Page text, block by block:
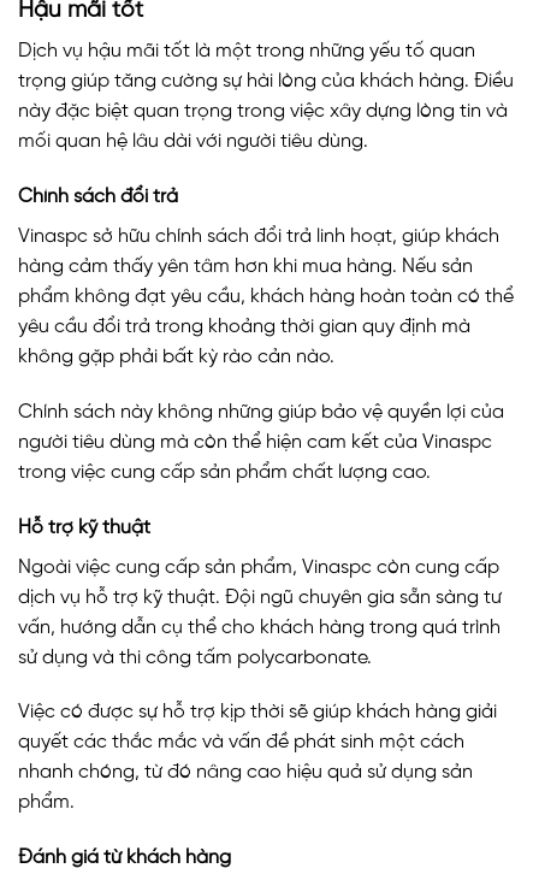
Hậu mãi tốt
Dịch vụ hậu mãi tốt là một trong những yếu tố quan
trọng giúp tăng cường sự hài lòng của khách hàng. Điều
này đặc biệt quan trọng trong việc xây dựng lòng tin và
mối quan hệ lâu dài với người tiêu dùng.
Chính sách đổi trả
Vinaspc sở hữu chính sách đổi trả linh hoạt, giúp khách
hàng cảm thấy yên tâm hơn khi mua hàng. Nếu sản
phẩm không đạt yêu cầu, khách hàng hoàn toàn có thể
yêu cầu đổi trả trong khoảng thời gian quy định mà
không gặp phải bất kỳ rào cản nào.
Chính sách này không những giúp bảo vệ quyền lợi của
người tiêu dùng mà còn thể hiện cam kết của Vinaspc
trong việc cung cấp sản phẩm chất lượng cao.
Hỗ trợ kỹ thuật
Ngoài việc cung cấp sản phẩm, Vinaspc còn cung cấp
dịch vụ hỗ trợ kỹ thuật. Đội ngũ chuyên gia sẵn sàng tư
vấn, hướng dẫn cụ thể cho khách hàng trong quá trình
sử dụng và thi công tấm polycarbonate.
Việc có được sự hỗ trợ kịp thời sẽ giúp khách hàng giải
quyết các thắc mắc và vấn đề phát sinh một cách
nhanh chóng, từ đó nâng cao hiệu quả sử dụng sản
phẩm.
Đánh giá từ khách hàng